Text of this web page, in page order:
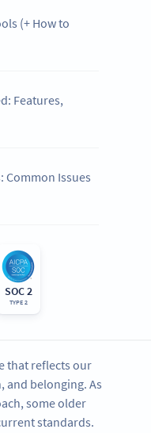
(+ How to
Features,
Common Issues
SOC 2
TYPE 2
that reflects our
and belonging. As
some older
standards.